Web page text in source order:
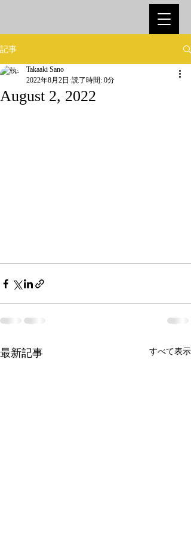
記事
August 2, 2022
Takaaki Sano
2022年8月2日 読了時間: 0分
最新記事 すべて表示